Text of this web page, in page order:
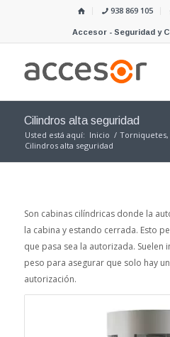
938 869 105
Accesor - Seguridad y
Cilindros alta seguridad
Usted está aquí: Inicio /
Cilindros alta seguridad
Son cabinas cilíndricas donde la
la cabina y estando cerrada. Esto
que pasa sea la autorizada. Suelen
peso para asegurar que solo hay
autorización.